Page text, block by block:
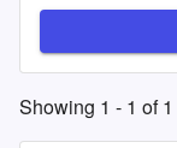
Showing 1 - 1 of1